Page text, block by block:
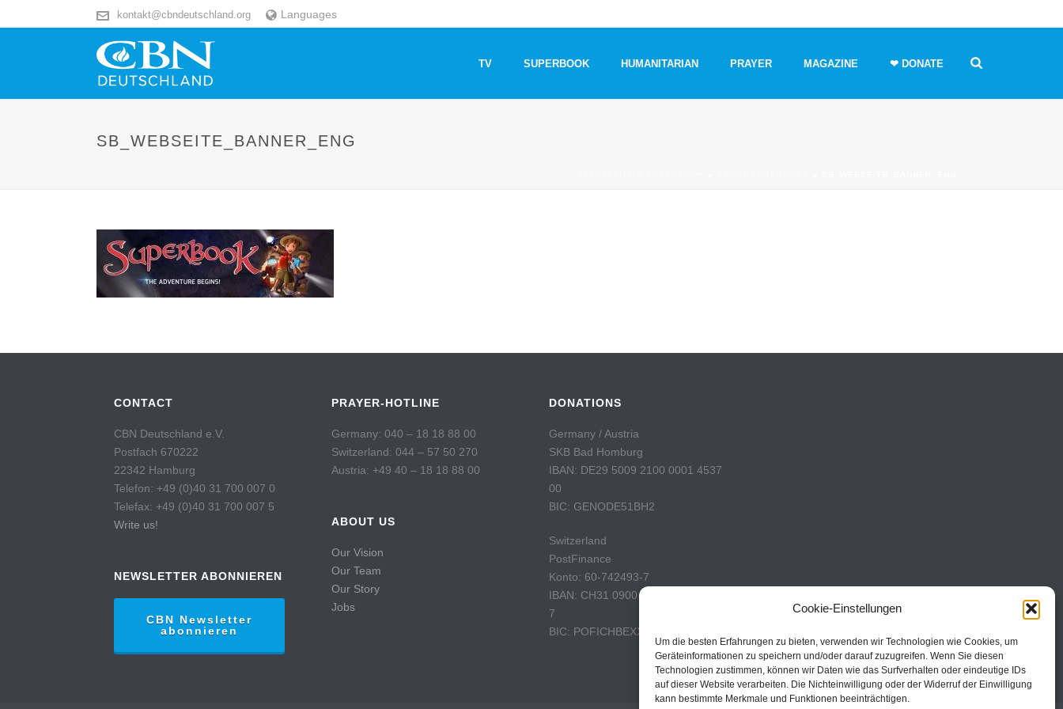
Cookie-Einstellungen
Um die besten Erfahrungen zu bieten, verwenden wir Technologien wie Cookies, um
Geräteinformationen zu speichern und/oder darauf zuzugreifen. Wenn Sie diesen
Technologien zustimmen, können wir Daten wie das Surfverhalten oder eindeutige IDs
auf dieser Website verarbeiten. Die Nichteinwilligung oder der Widerruf der Einwilligung
kann bestimmte Merkmale und Funktionen beeinträchtigen.
kontakt@cbndeutschland.org Languages
TV SUPERBOOK HUMANITARIAN PRAYER MAGAZINE ❤ DONATE
SB_WEBSEITE_BANNER_ENG
CONTACT
CBN Deutschland e.V.
Postfach 670222
22342 Hamburg
Telefon: +49 (0)40 31 700 007 0
Telefax: +49 (0)40 31 700 007 5
Write us!
NEWSLETTER ABONNIEREN
CBN Newsletter
abonnieren
PRAYER-HOTLINE
Germany: 040 – 18 18 88 00
Switzerland: 044 – 57 50 270
Austria: +49 40 – 18 18 88 00
ABOUT US
Our Vision
Our Team
Our Story
Jobs
DONATIONS
Germany / Austria
SKB Bad Homburg
IBAN: DE29 5009 2100 0001 4537
00
BIC: GENODE51BH2
Switzerland
PostFinance
Konto: 60-742493-7
IBAN: CH31 0900 0000 6074 2493
7
BIC: POFICHBEXXX